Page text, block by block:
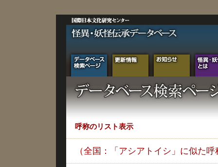
呼称のリスト表示
（全国：「アシアトイシ」に似た呼